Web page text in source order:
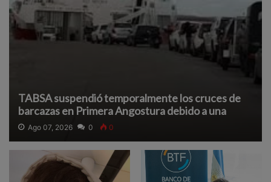
TABSA suspendió temporalmente los cruces de
barcazas en Primera Angostura debido a una
densa neblina que reduce la visibilidad y afecta la
navegación segura.
Ago 07, 2026 0 0